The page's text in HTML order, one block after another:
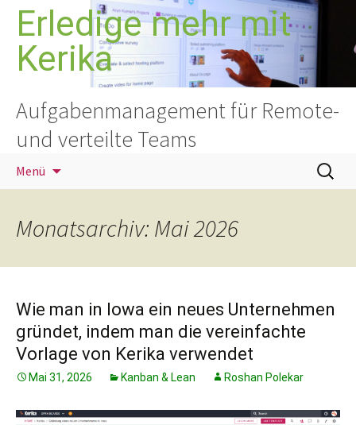
Zum
Inhalt
springen
Erledige mehr mit
Kerika
Aufgabenmanagement für Remote-
und verteilte Teams
Menü
Suchen
nach:
Monatsarchiv: Mai 2026
Wie man in Iowa ein neues Unternehmen
gründet, indem man die vereinfachte
Vorlage von Kerika verwendet
Mai 31, 2026 Kanban & Lean Roshan Polekar